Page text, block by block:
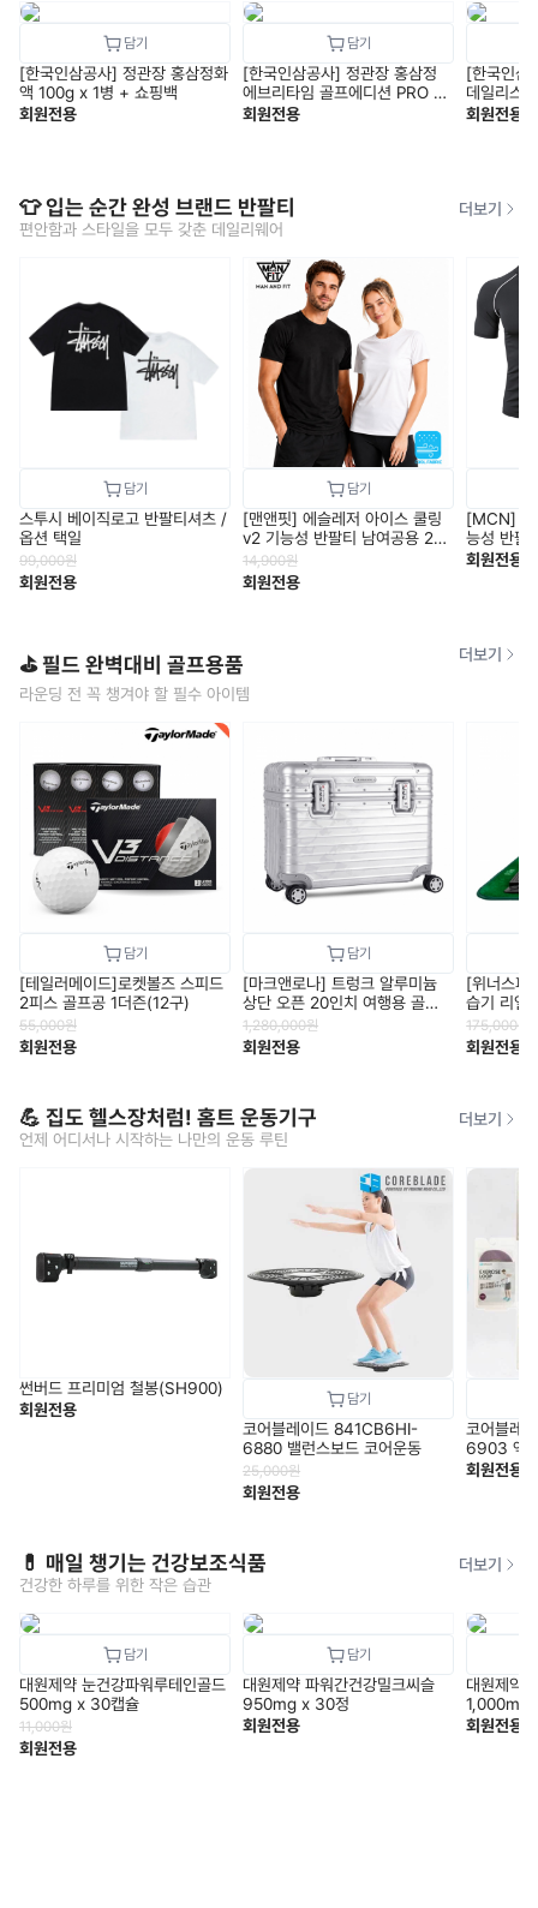
[한국인삼공사] 정관장 홍삼정화
액 100g x 1병 + 쇼핑백
회원전용
[한국인삼공사] 정관장 홍삼정
에브리타임 골프에디션 PRO V1
+ 쇼핑백
회원전용
[한국인삼
데일리스
핑백
회원전용
👕 입는 순간 완성 브랜드 반팔티
편안함과 스타일을 모두 갖춘 데일리웨어
더보기
스투시 베이직로고 반팔티셔츠 /
옵션 택일
99,000원
회원전용
[맨앤핏] 에슬레저 아이스 쿨링
v2 기능성 반팔티 남여공용 2컬
러 택1
14,900원
회원전용
[MCN] 남
능성 반팔
회원전용
⛳ 필드 완벽대비 골프용품
라운딩 전 꼭 챙겨야 할 필수 아이템
더보기
[테일러메이드]로켓볼즈 스피드
2피스 골프공 1더즌(12구)
55,000원
회원전용
[마크앤로나] 트렁크 알루미늄
상단 오픈 20인치 여행용 골프
캐리어
1,280,000원
회원전용
[위너스피
습기 리얼
175,000원
회원전용
💪 집도 헬스장처럼! 홈트 운동기구
언제 어디서나 시작하는 나만의 운동 루틴
더보기
썬버드 프리미엄 철봉(SH900)
회원전용
코어블레이드 841CB6HI-
6880 밸런스보드 코어운동
25,000원
회원전용
코어블레
6903 엑
루
회원전용
💊 매일 챙기는 건강보조식품
건강한 하루를 위한 작은 습관
더보기
대원제약 눈건강파워루테인골드
500mg x 30캡슐
11,000원
회원전용
대원제약 파워간건강밀크씨슬
950mg x 30정
회원전용
대원제약
1,000mg
회원전용